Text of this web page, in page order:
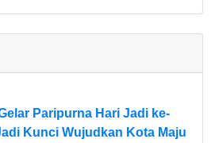
Paripurna Hari Jadi ke-
Kunci Wujudkan Kota Maju